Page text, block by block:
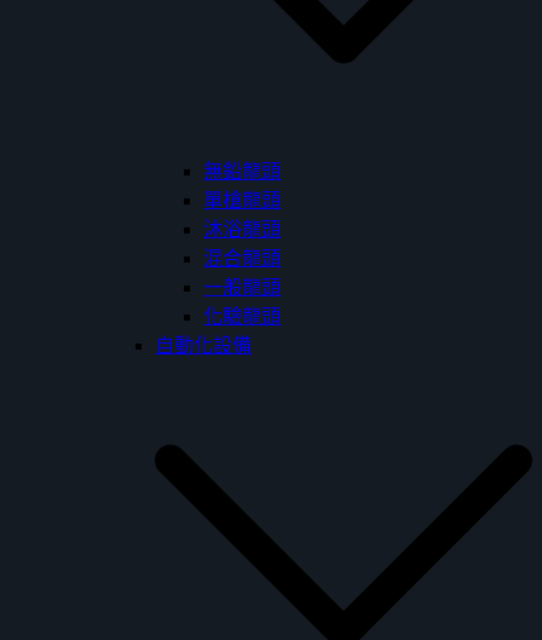
無鉛龍頭
單槍龍頭
沐浴龍頭
混合龍頭
一般龍頭
化驗龍頭
自動化設備